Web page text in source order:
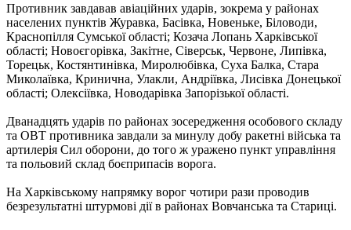
Противник завдавав авіаційних ударів, зокрема у районах
населених пунктів Журавка, Басівка, Новеньке, Біловоди,
Краснопілля Сумської області; Козача Лопань Харківської
області; Новоєгорівка, Закітне, Сіверськ, Червоне, Липівка,
Торецьк, Костянтинівка, Миролюбівка, Суха Балка, Стара
Миколаївка, Кринична, Улакли, Андріївка, Лисівка Донецької
області; Олексіївка, Новодарівка Запорізької області.
Дванадцять ударів по районах зосередження особового складу
та ОВТ противника завдали за минулу добу ракетні війська та
артилерія Сил оборони, до того ж уражено пункт управління
та польовий склад боєприпасів ворога.
На Харківському напрямку ворог чотири рази проводив
безрезультатні штурмові дії в районах Вовчанська та Стариці.